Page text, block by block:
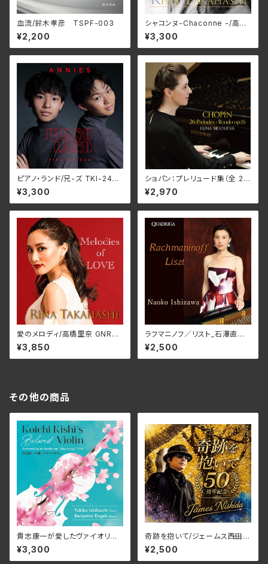
血流/鈴木孝彦 TSPF-003
¥2,200
シャコンヌ-Chaconne -/高橋
里奈（2CD）
¥3,300
ピアノ・ランド/兄-ズ TKI-2431
6
¥3,300
ショパン：プレリュード集（全 26
曲）/イリーナ・メジューエワ B
JN-1027(CD)
¥2,970
愛のメロディ/高橋里奈 GNRS-
0034
¥3,850
ラフマニノフ／リスト_石澤直
子 QR-09006(仕様:CD)
¥2,500
その他の商品
貴志康一が愛したヴァイオリン/
石橋幸子、 ベンジャミン・エンゲ
リ KRS-5627(仕様:CD)
¥3,300
奇跡を抱いて/ジェームス西田
JMG-37(仕様:CD)
¥2,500